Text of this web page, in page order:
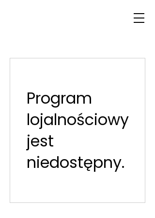
Program
lojalnościowy
jest
niedostępny.